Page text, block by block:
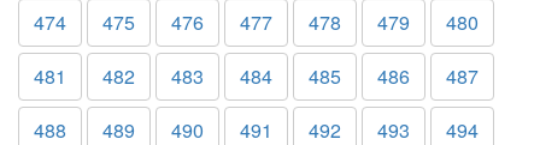
474
475 476 477 478 479
480
481
482 483 484 485 486
487
488
489 490 491 492 493
494